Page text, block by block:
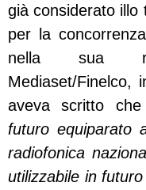
già considerato illo
per la
nella sua
Mediaset/Finelco,
aveva scritto
futuro equiparato
radiofonica
utilizzabile in